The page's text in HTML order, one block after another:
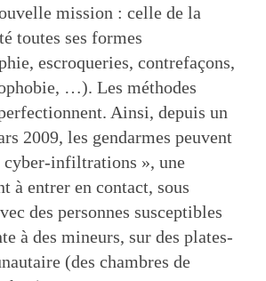
mission : celle de la
toutes ses formes
escroqueries, contrefaçons,
…). Les méthodes
Ainsi, depuis un
2009, les gendarmes peuvent
cyber-infiltrations », une
à entrer en contact, sous
des personnes susceptibles
à des mineurs, sur des plates-
(des chambres de